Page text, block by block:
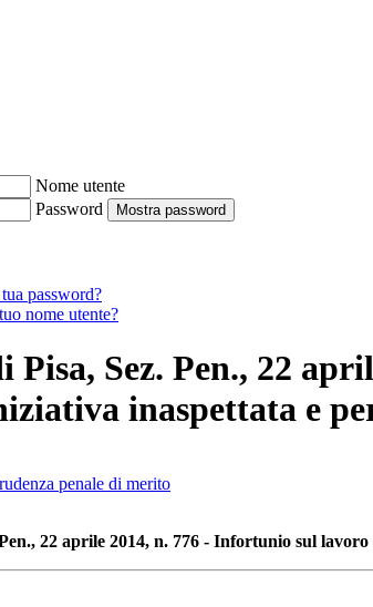
Nome utente
Password
Mostra password
password?
nome utente?
Pisa, Sez. Pen., 22
inaspettata e
penale di merito
22 aprile 2014, n. 776 - Infortunio sul